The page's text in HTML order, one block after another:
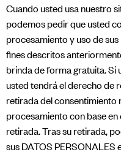
Cuando usted usa nuestro
podemos pedir que usted
procesamiento y uso de
fines descritos
brinda de forma gratuita. Si
usted tendrá el derecho de
retirada del consentimiento
procesamiento con base
retirada. Tras su retirada,
sus DATOS PERSONALES